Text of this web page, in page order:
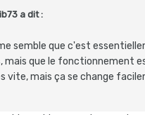
a dit :
semble que c'est
mais que le fonctionnement
vite, mais ça se change